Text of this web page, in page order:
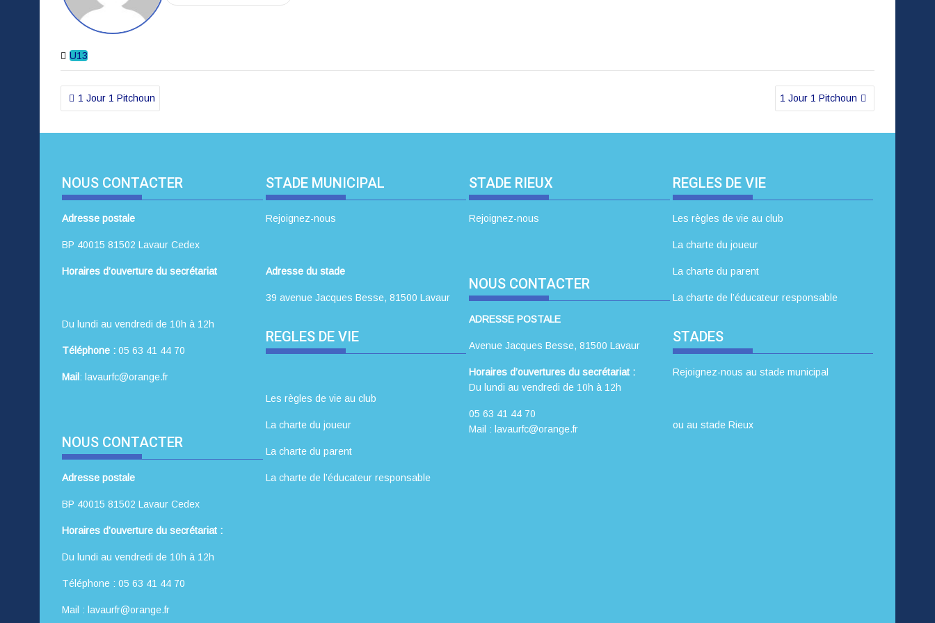
U13
Navigation
de 1 Jour 1 Pitchoun 1 Jour 1 Pitchoun
NOUS CONTACTER
Adresse postale
BP 40015 81502 Lavaur Cedex
Horaires d’ouverture du secrétariat
Du lundi au vendredi de 10h à 12h
Téléphone : 05 63 41 44 70
Mail: lavaurfc@orange.fr
NOUS CONTACTER
Adresse postale
BP 40015 81502 Lavaur Cedex
Horaires d’ouverture du secrétariat :
Du lundi au vendredi de 10h à 12h
Téléphone : 05 63 41 44 70
Mail : lavaurfr@orange.fr
STADE MUNICIPAL
Rejoignez-nous
Adresse du stade
39 avenue Jacques Besse, 81500 Lavaur
REGLES DE VIE
Les règles de vie au club
La charte du joueur
La charte du parent
La charte de l’éducateur responsable
STADE RIEUX
Rejoignez-nous
NOUS CONTACTER
ADRESSE POSTALE
Avenue Jacques Besse, 81500 Lavaur
Horaires d’ouvertures du secrétariat :
Du lundi au vendredi de 10h à 12h
05 63 41 44 70
Mail : lavaurfc@orange.fr
REGLES DE VIE
Les règles de vie au club
La charte du joueur
La charte du parent
La charte de l’éducateur responsable
STADES
Rejoignez-nous au stade municipal
ou au stade Rieux